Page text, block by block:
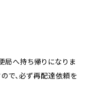
局へ持ち帰りになりま
で、必ず再配達依頼を